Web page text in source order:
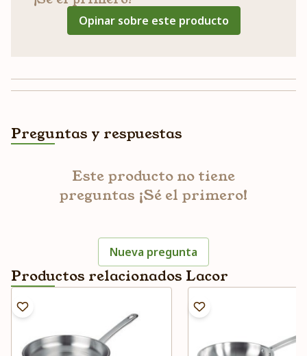
Opinar sobre este producto
Preguntas y respuestas
Este producto no tiene
preguntas ¡Sé el primero!
Nueva pregunta
Productos relacionados Lacor